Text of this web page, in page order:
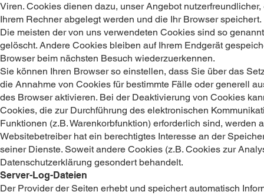
Viren. Cookies dienen dazu, unser Angebot
Ihrem Rechner abgelegt werden und die Ihr Browser speichert.
Die meisten der von uns verwendeten Cookies sind so
gelöscht. Andere Cookies bleiben auf Ihrem Endgerät
Browser beim nächsten Besuch wiederzuerkennen.
Sie können Ihren Browser so einstellen, dass Sie über das
die Annahme von Cookies für bestimmte Fälle oder generell
des Browser aktivieren. Bei der Deaktivierung von Cookies
Cookies, die zur Durchführung des elektronischen
Funktionen (z.B. Warenkorbfunktion) erforderlich sind, werden
Websitebetreiber hat ein berechtigtes Interesse an der
seiner Dienste. Soweit andere Cookies (z.B. Cookies zur
Datenschutzerklärung gesondert behandelt.
Server-Log-Dateien
Der Provider der Seiten erhebt und speichert automatisch